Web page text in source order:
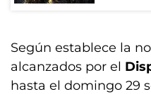
Según establece la
alcanzados por el
hasta el domingo 29